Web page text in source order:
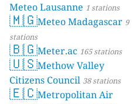
Meteo Lausanne 1 stations
🇲🇬Meteo Madagascar 9
stations
🇧🇬Meter.ac 165 stations
🇺🇸Methow Valley
Citizens Council 38 stations
🇪🇨Metropolitan Air